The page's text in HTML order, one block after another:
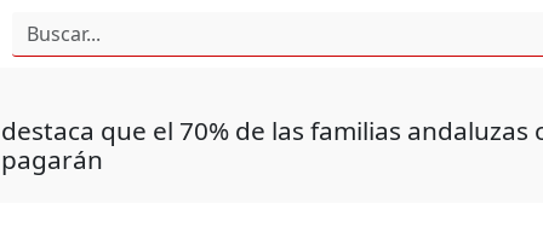
que el 70% de las familias andaluzas